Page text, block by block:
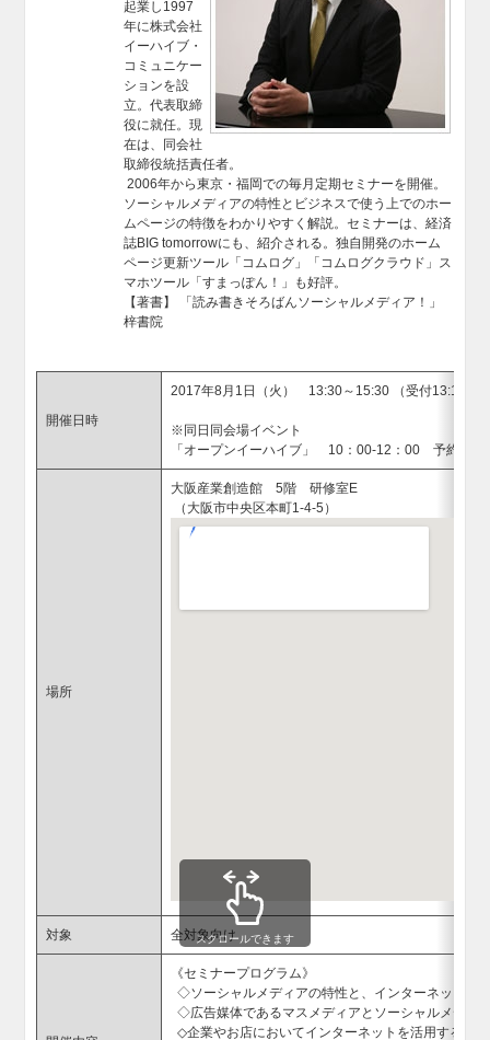
起業し1997
年に株式会社
イーハイブ・
コミュニケー
ションを設
立。代表取締
役に就任。現
在は、同会社
取締役統括責任者。
2006年から東京・福岡での毎月定期セミナーを開催。
ソーシャルメディアの特性とビジネスで使う上でのホー
ムページの特徴をわかりやすく解説。セミナーは、経済
誌BIG tomorrowにも、紹介される。独自開発のホーム
ページ更新ツール「コムログ」「コムログクラウド」ス
マホツール「すまっぽん！」も好評。
【著書】 「読み書きそろばんソーシャルメディア！」
梓書院
開催日時
2017年8月1日（火） 13:30～15:30 （受付13:10～
※同日同会場イベント
「オープンイーハイブ」 10：00-12：00 予約不
場所
大阪産業創造館 5階 研修室E
（大阪市中央区本町1-4-5）
対象 全対象向け
《セミナープログラム》
◇ソーシャルメディアの特性と、インターネットの
◇広告媒体であるマスメディアとソーシャルメディ
◇企業やお店においてインターネットを活用する上
スクロールできます